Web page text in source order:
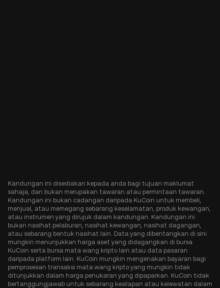
Kandungan ini disediakan kepada anda bagi tujuan maklumat
sahaja, dan bukan merupakan tawaran atau permintaan tawaran.
Kandungan ini bukan cadangan daripada KuCoin untuk membeli,
menjual, atau memegang sebarang keselamatan, produk kewangan,
atau instrumen yang dirujuk dalam kandungan. Kandungan ini
bukan nasihat pelaburan, nasihat kewangan, nasihat dagangan,
atau sebarang bentuk nasihat lain. Data yang dibentangkan di sini
mungkin menunjukkan harga aset yang didagangkan di bursa
KuCoin serta bursa mata wang kripto lain atau data pasaran
daripada platform lain. KuCoin mungkin mengenakan bayaran bagi
pemprosesan transaksi mata wang kripto yang mungkin tidak
ditunjukkan dalam harga penukaran yang dipaparkan. KuCoin tidak
bertanggungjawab untuk sebarang kesilapan atau kelewatan dalam